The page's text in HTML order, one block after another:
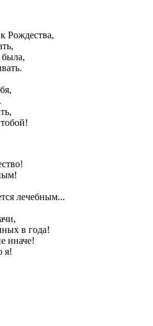
Рождества,
была,
лечебным...
в года!
иначе!
я!